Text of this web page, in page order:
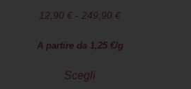
12,90 € - 249,90 €
A partire da 1,25 €/g
Scegli